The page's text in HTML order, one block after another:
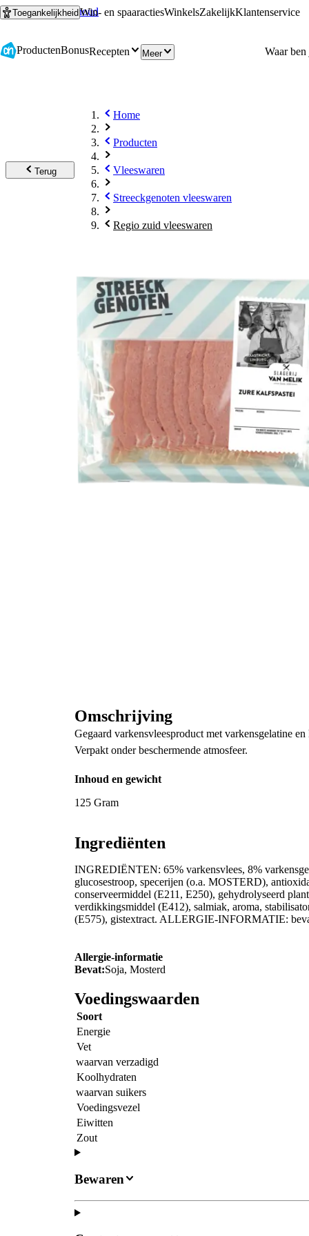
Ga naar hoofdinhoud
Ga naar zoeken
ToegankelijkheidWin- en spaaractiesWinkelsZakelijkKlantenservice
ProductenBonusRecepten Meer
Terug
Home
Producten
Vleeswaren
Streeckgenoten vleeswaren
Regio zuid vleeswaren
Omschrijving
Gegaard varkensvleesproduct met varkensgelatine en
Verpakt onder beschermende atmosfeer.
Inhoud en gewicht
125 Gram
Ingrediënten
INGREDIËNTEN: 65% varkensvlees, 8%
glucosestroop, specerijen (o.a. MOSTERD),
conserveermiddel (E211, E250), gehydrolyseerd
verdikkingsmiddel (E412), salmiak, aroma,
(E575), gistextract. ALLERGIE-INFORMATIE:
Allergie-informatie
Bevat:Soja, Mosterd
Voedingswaarden
Soort
Energie
Vet
waarvan verzadigd
Koolhydraten
waarvan suikers
Voedingsvezel
Eiwitten
Zout
Bewaren